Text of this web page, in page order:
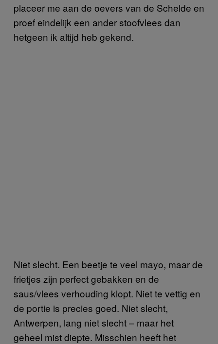
placeer me aan de oevers van de Schelde en
proef eindelijk een ander stoofvlees dan
hetgeen ik altijd heb gekend.
Niet slecht. Een beetje te veel mayo, maar de
frietjes zijn perfect gebakken en de
saus/vlees verhouding klopt. Niet te vettig en
de portie is precies goed. Niet slecht,
Antwerpen, lang niet slecht – maar het
geheel mist diepte. Misschien heeft het